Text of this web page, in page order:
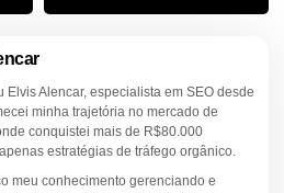
Elvis Alencar, especialista em SEO desde
minha trajetória no mercado de
conquistei mais de R$80.000
estratégias de tráfego orgânico.
meu conhecimento gerenciando e